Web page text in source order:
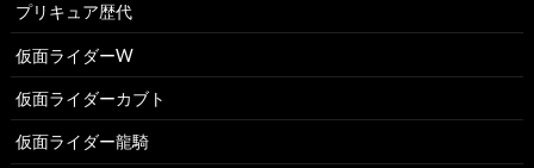
プリキュア歴代
仮面ライダーW
仮面ライダーカブト
仮面ライダー龍騎